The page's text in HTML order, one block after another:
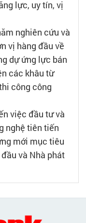
lực, uy tín, vị
nghiên cứu và
vị hàng đầu về
dự ứng lực bán
các khâu từ
công công
việc đầu tư và
nghệ tiên tiến
mới mục tiêu
và Nhà phát